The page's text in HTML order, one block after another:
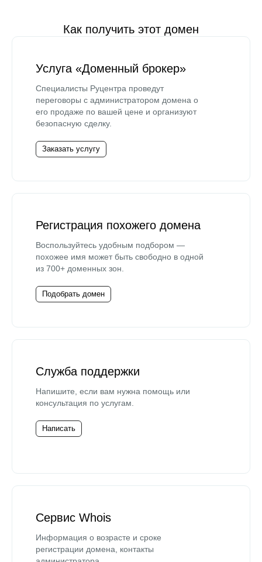
Как получить этот домен
Услуга «Доменный брокер»
Специалисты Руцентра проведут
переговоры с администратором домена о
его продаже по вашей цене и организуют
безопасную сделку.
Заказать услугу
Регистрация похожего домена
Воспользуйтесь удобным подбором —
похожее имя может быть свободно в одной
из 700+ доменных зон.
Подобрать домен
Служба поддержки
Напишите, если вам нужна помощь или
консультация по услугам.
Написать
Сервис Whois
Информация о возрасте и сроке
регистрации домена, контакты